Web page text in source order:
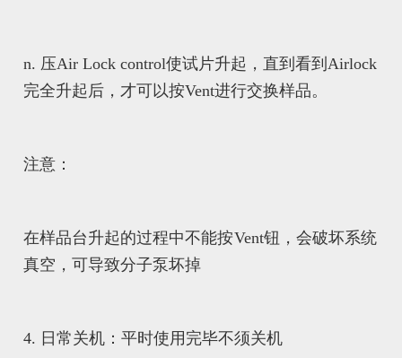
n. 压Air Lock control使试片升起，直到看到Airlock
完全升起后，才可以按Vent进行交换样品。
注意：
在样品台升起的过程中不能按Vent钮，会破坏系统
真空，可导致分子泵坏掉
4. 日常关机：平时使用完毕不须关机